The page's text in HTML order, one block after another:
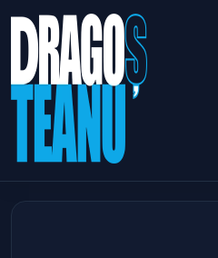
Societate
Home